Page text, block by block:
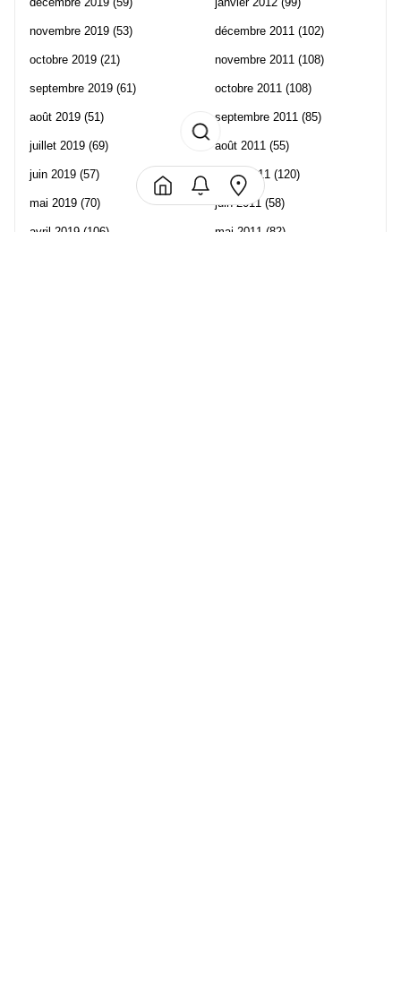
novembre 2019 (53)
octobre 2019 (21)
septembre 2019 (61)
août 2019 (51)
juillet 2019 (69)
juin 2019 (57)
mai 2019 (70)
avril 2019 (106)
décembre 2011 (102)
novembre 2011 (108)
octobre 2011 (108)
septembre 2011 (85)
août 2011 (55)
juillet 2011 (120)
juin 2011 (58)
mai 2011 (82)